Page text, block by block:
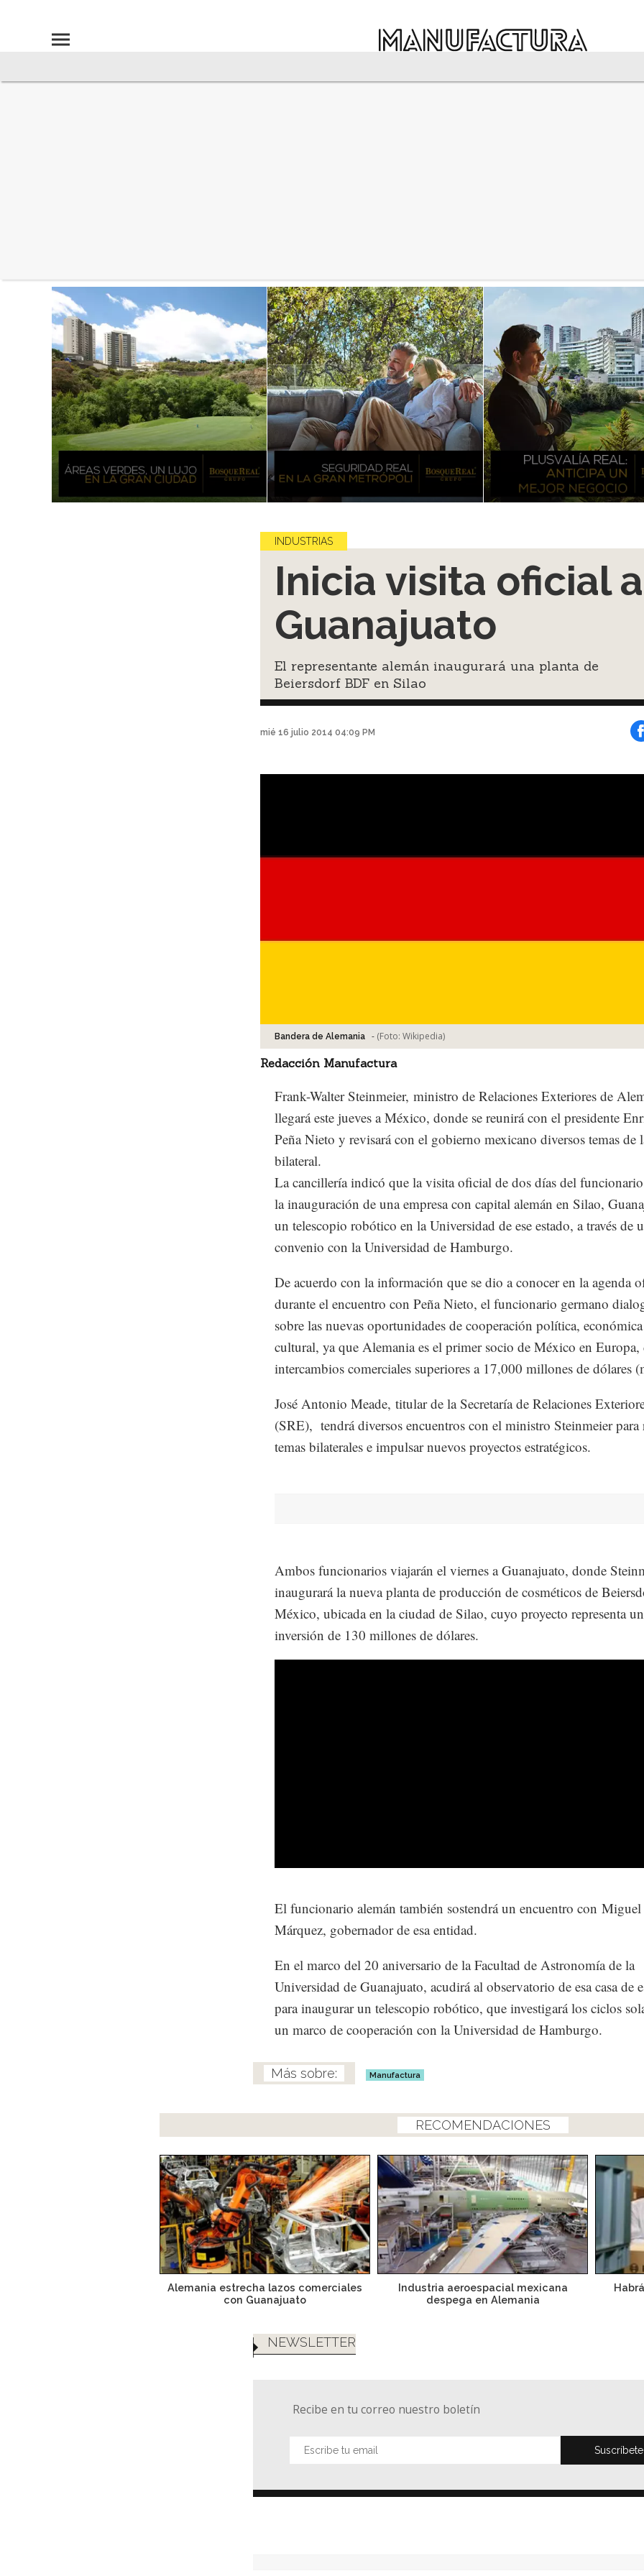
INDUSTRIAS
Inicia visita oficial a
Guanajuato
El representante alemán inaugurará una planta de
Beiersdorf BDF en Silao
mié 16 julio 2014 04:09 PM
Bandera de Alemania - (Foto: Wikipedia)
Redacción Manufactura
Frank-Walter Steinmeier, ministro de Relaciones Exteriores de
llegará este jueves a México, donde se reunirá con el presidente
Peña Nieto y revisará con el gobierno mexicano diversos temas de
bilateral.
La cancillería indicó que la visita oficial de dos días del
la inauguración de una empresa con capital alemán en Silao,
un telescopio robótico en la Universidad de ese estado, a través de
convenio con la Universidad de Hamburgo.
De acuerdo con la información que se dio a conocer en la agenda
durante el encuentro con Peña Nieto, el funcionario germano
sobre las nuevas oportunidades de cooperación política,
cultural, ya que Alemania es el primer socio de México en Europa,
intercambios comerciales superiores a 17,000 millones de dólares
José Antonio Meade, titular de la Secretaría de Relaciones
(SRE), tendrá diversos encuentros con el ministro Steinmeier para
temas bilaterales e impulsar nuevos proyectos estratégicos.
Ambos funcionarios viajarán el viernes a Guanajuato, donde
inaugurará la nueva planta de producción de cosméticos de
México, ubicada en la ciudad de Silao, cuyo proyecto representa
inversión de 130 millones de dólares.
El funcionario alemán también sostendrá un encuentro con Miguel
Márquez, gobernador de esa entidad.
En el marco del 20 aniversario de la Facultad de Astronomía de la
Universidad de Guanajuato, acudirá al observatorio de esa casa de
para inaugurar un telescopio robótico, que investigará los ciclos
un marco de cooperación con la Universidad de Hamburgo.
Manufactura
RECOMENDACIONES
Alemania estrecha lazos comerciales
con Guanajuato
Industria aeroespacial mexicana
despega en Alemania
NEWSLETTER
Recibe en tu correo nuestro boletín